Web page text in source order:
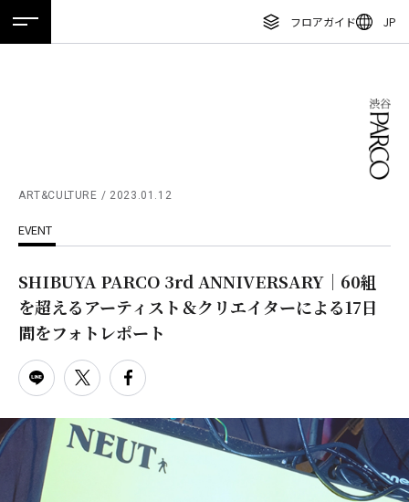
フロアガイド JP
ホーム 特集 ニュース イベント アクセス
ニュース
特集
TAX FREE
DELIVERY SERVICES
オンラインストア
リクルート
ENGLISH
ภาษาไทย
日本語
ART&CULTURE 2023.01.12
EVENT
SHIBUYA PARCO 3rd ANNIVERSARY｜60組
を超えるアーティスト＆クリエイターによる17日
間をフォトレポート